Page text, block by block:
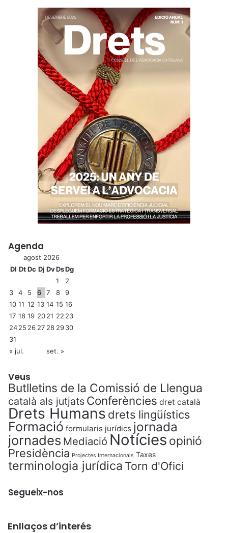
Agenda
agost 2026
Dl DtDc Dj DvDsDg
1
2
3
4 5 6 7 8
9
10 11 12 13 14 15 16
17 18 19 2021 22 23
2425 26 27 28 2930
31
« jul.
set. »
Veus
Butlletins de la Comissió de Llengua
català als jutjats Conferències dret català
Drets Humans drets lingüístics
Formació formularis jurídics jornada
jornades Mediació Notícies opinió
Presidència Projectes Internacionals Taxes
terminologia jurídica Torn d'Ofici
Segueix-nos
Enllaços d’interés